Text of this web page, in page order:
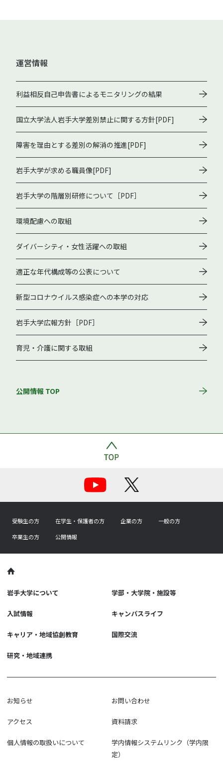
運営情報
利益相反自己申告書によるモニタリングの結果
国立大学法人岩手大学差別禁止に関する方針[PDF]
障害を理由とする差別の解消の推進[PDF]
岩手大学が求める職員像[PDF]
岩手大学の階層別研修について［PDF］
環境配慮への取組
ダイバーシティ・女性活躍への取組
適正な年代構成等の公表について
新型コロナウイルス感染症への本学の対応
岩手大学広報方針［PDF］
育児・介護に関する取組
公開情報 TOP
受験生の方 在学生・保護者の方 企業の方
一般の方
卒業生の方
公開情報
岩手大学について 学部・大学院・施設等
入試情報 キャンパスライフ
キャリア・地域協創教育 国際交流
研究・地域連携
お知らせ お問い合わせ
アクセス 資料請求
個人情報の取扱いについて
学内情報システムリンク（学内限
定）